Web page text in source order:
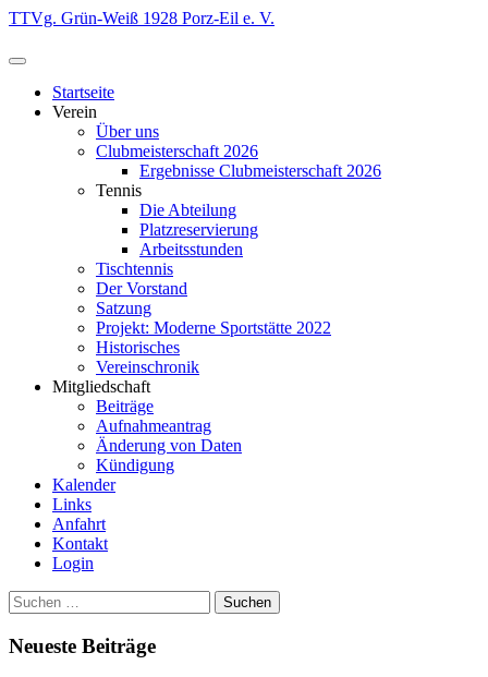
Zum
springen
TTVg. Grün-Weiß 1928 Porz-Eil e. V.
Startseite
Verein
Über uns
Clubmeisterschaft 2026
Ergebnisse Clubmeisterschaft 2026
Tennis
Die Abteilung
Platzreservierung
Arbeitsstunden
Tischtennis
Der Vorstand
Satzung
Projekt: Moderne Sportstätte 2022
Historisches
Vereinschronik
Mitgliedschaft
Beiträge
Aufnahmeantrag
Änderung von Daten
Kündigung
Kalender
Links
Anfahrt
Kontakt
Login
Suchen
nach:
Neueste Beiträge